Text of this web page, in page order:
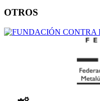
OTROS